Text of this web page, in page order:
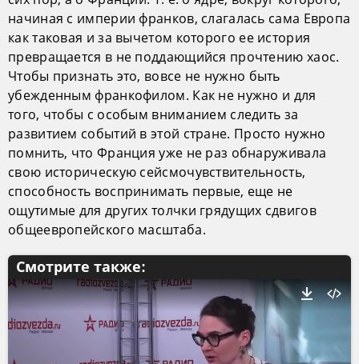
начиная с империи франков, слагалась сама Европа
как таковая и за вычетом которого ее история
превращается в не поддающийся прочтению хаос.
Чтобы признать это, вовсе не нужно быть
убежденным франкофилом. Как не нужно и для
того, чтобы с особым вниманием следить за
развитием событий в этой стране. Просто нужно
помнить, что Франция уже не раз обнаруживала
свою историческую сейсмочувствительность,
способность воспринимать первые, еще не
ощутимые для других толчки грядущих сдвигов
общеевропейского масштаба.
Смотрите также: